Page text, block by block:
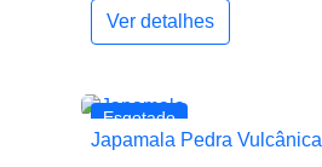
Ver detalhes
Esgotado
 Vista rápida
Japamala Pedra Vulcânica